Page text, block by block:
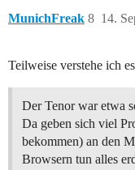
MunichFreak 14.
8
Teilweise verstehe ich
Der Tenor war etwa
Da geben sich viel
bekommen) an den
Browsern tun alles